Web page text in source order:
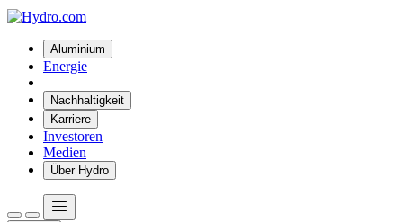
Aluminium
Energie
Nachhaltigkeit
Karriere
Investoren
Medien
Über Hydro